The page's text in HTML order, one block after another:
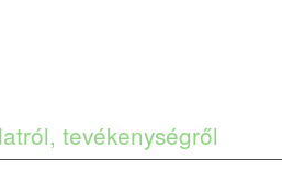
tevékenységről